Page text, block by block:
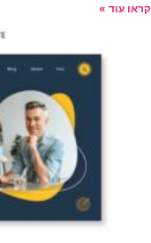
קראו עוד »